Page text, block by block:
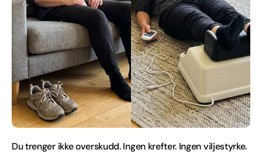
Du trenger ikke overskudd. Ingen krefter. Ingen viljestyrke.